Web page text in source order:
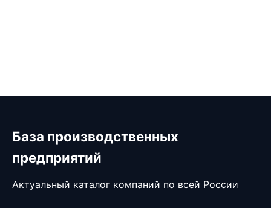
База производственных
предприятий
Актуальный каталог компаний по всей России